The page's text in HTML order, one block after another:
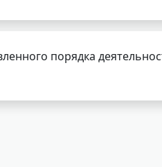
порядка